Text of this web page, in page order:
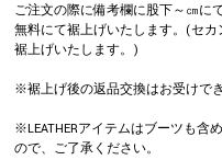
ご注文の際に備考欄に股下～㎝に
無料にて裾上げいたします。(セ
裾上げいたします。)
※裾上げ後の返品交換はお受けで
※LEATHERアイテムはブーツも含
ので、ご了承ください。